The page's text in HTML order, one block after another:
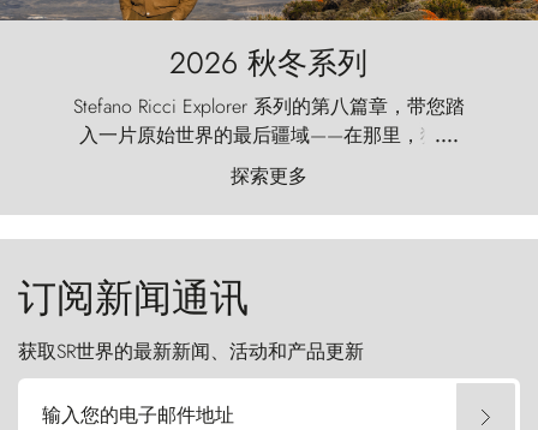
2026 秋冬系列
Stefano Ricci Explorer 系列的第八篇章，带您踏
入一片原始世界的最后疆域——在那里，狂风
以远古的怒号雕琢着自然，而百内塔（Torres
del Paine）则宛如石砌的哨兵，傲然向苍穹发
起挑战。
....
探索更多
订阅新闻通讯
获取SR世界的最新新闻、活动和产品更新
输入您的电子邮件地址